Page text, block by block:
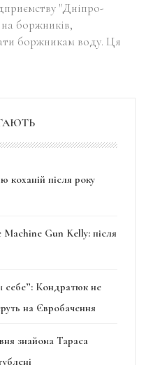
"Дніпро-
боржників,
боржникам воду. Ця
коханій після року
Gun Kelly: після
себе”: Кондратюк не
на Євробачення
знайома Тараса